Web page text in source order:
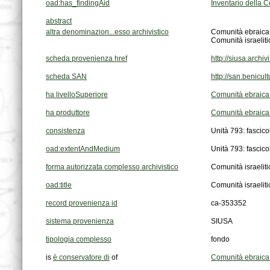
oad:has_findingAid Inventario della
abstract
altra denominazion...esso archivistico
Comunità
Comunità
scheda provenienza href http://
scheda SAN http://
ha livelloSuperiore Comunità
ha produttore Comunità
consistenza Unità 793:
oad:extentAndMedium Unità 793:
forma autorizzata complesso archivistico Comunità
oad:title Comunità
record provenienza id ca-353352
sistema provenienza SIUSA
tipologia complesso fondo
is è conservatore di of Comunità